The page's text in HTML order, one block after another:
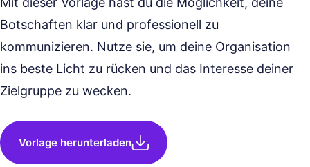
Botschaften klar und professionell zu
kommunizieren. Nutze sie, um deine Organisation
ins beste Licht zu rücken und das Interesse deiner
Zielgruppe zu wecken.
Vorlage herunterladen